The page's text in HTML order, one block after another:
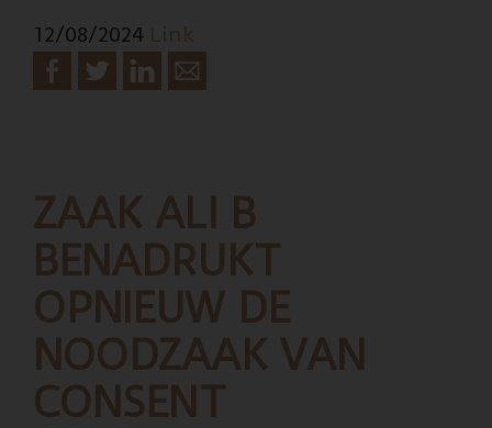
Uffelen,
loodgieter,
12/08/2024 Link
ZAAK ALI B
BENADRUKT
OPNIEUW DE
NOODZAAK VAN
CONSENT